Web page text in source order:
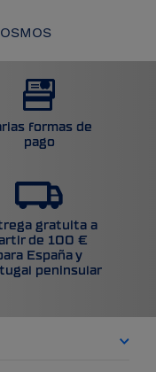
formas de
pago
gratuita a
de 100 €
España y
peninsular